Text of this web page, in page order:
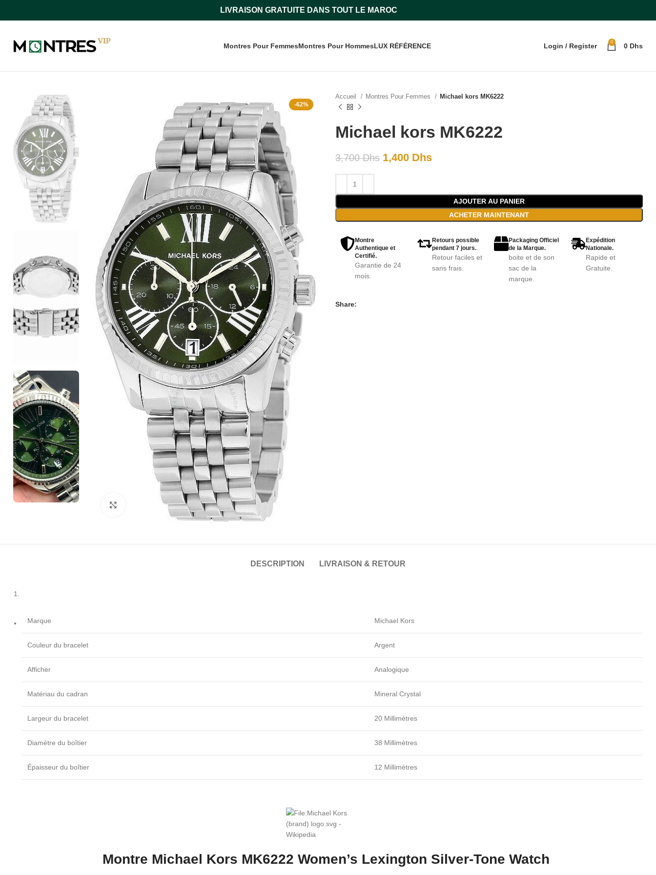
LIVRAISON GRATUITE DANS TOUT LE MAROC
Montres Pour FemmesMontres Pour HommesLUX RÉFÉRENCE Login / Register 0 0 Dhs
-62%
Click to enlarge
Accueil Montres Pour Femmes Michael kors MK6222
Michael kors MK6222
3,700Dhs 1,400 Dhs
AJOUTER AU PANIER
ACHETER MAINTENANT
Montre
Authentique et
Certifié.
Garantie de 24
mois.
Retours possible
pendant 7 jours.
Retour faciles et
sans frais.
Packaging Officiel
de la Marque.
boite et de son
sac de la
marque.
Expédition
Nationale.
Rapide et
Gratuite.
Share:
DESCRIPTION LIVRAISON & RETOUR
Marque Michael Kors
Couleur du bracelet Argent
Afficher Analogique
Matériau du cadran Mineral Crystal
Largeur du bracelet 20 Millimètres
Diamètre du boîtier 38 Millimètres
Épaisseur du boîtier 12 Millimètres
Montre Michael Kors MK6222 Women’s Lexington Silver-Tone Watch